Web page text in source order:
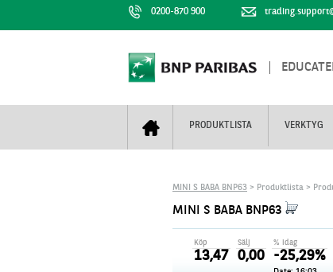
0200-870 900
PRODUKTLISTA VERKTYG
Mini Futures
Unlimited Turbos
Nyhestbrev+
Realtidskurser
Finansiell information
MINI S BABA BNP63 > Produktlista >
MINI S BABA BNP63
Köp
13,47
Sälj
0,00
% idag
-25,29%